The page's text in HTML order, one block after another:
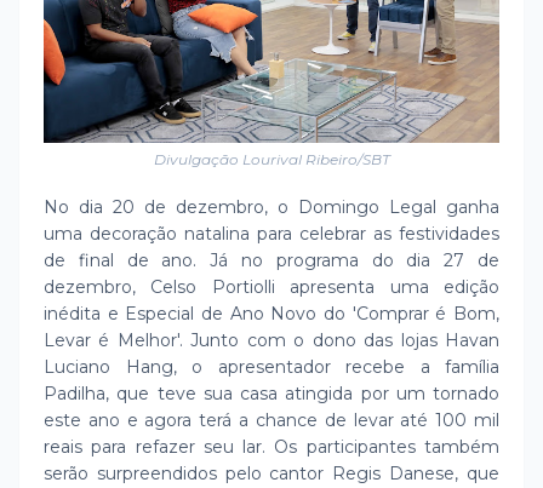
Divulgação Lourival Ribeiro/SBT
No dia 20 de dezembro, o Domingo Legal ganha
uma decoração natalina para celebrar as festividades
de final de ano. Já no programa do dia 27 de
dezembro, Celso Portiolli apresenta uma edição
inédita e Especial de Ano Novo do 'Comprar é Bom,
Levar é Melhor'. Junto com o dono das lojas Havan
Luciano Hang, o apresentador recebe a família
Padilha, que teve sua casa atingida por um tornado
este ano e agora terá a chance de levar até 100 mil
reais para refazer seu lar. Os participantes também
serão surpreendidos pelo cantor Regis Danese, que